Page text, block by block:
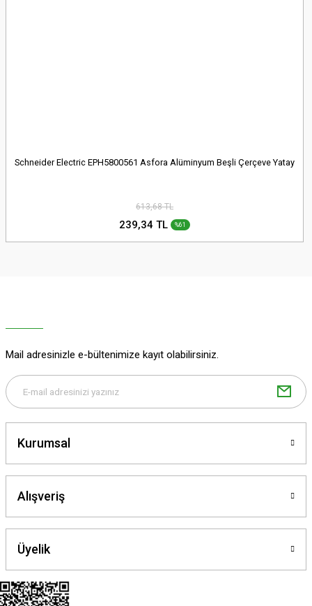
Schneider Electric EPH5800561 Asfora Alüminyum Beşli Çerçeve Yatay
613,68 TL
239,34 TL %61
Mail adresinizle e-bültenimize kayıt olabilirsiniz.
Kurumsal
Alışveriş
Üyelik